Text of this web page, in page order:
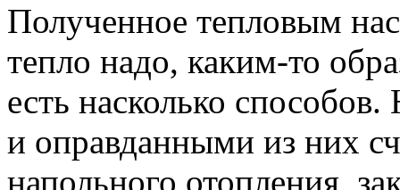
Полученное тепловым
тепло надо, каким-то
есть насколько
и оправданными из них
напольного отопления,